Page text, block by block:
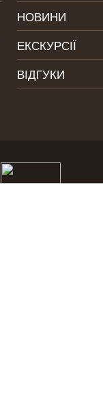
НОВИНИ
ЕКСКУРСІЇ
ВІДГУКИ